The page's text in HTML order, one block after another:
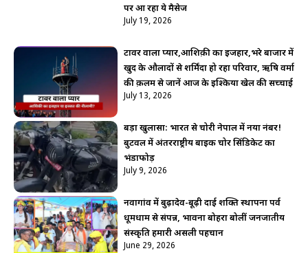
पर आ रहा ये मैसेज
July 19, 2026
टावर वाला प्यार,आशिक़ी का इजहार,भरे बाजार में
खुद के औलादों से शर्मिंदा हो रहा परिवार, ऋषि वर्मा
की क़लम से जानें आज के इश्किया खेल की सच्चाई
July 13, 2026
बड़ा खुलासा: भारत से चोरी नेपाल में नया नंबर!
बुटवल में अंतरराष्ट्रीय बाइक चोर सिंडिकेट का
भंडाफोड़
July 9, 2026
नवागांव में बुढ़ादेव-बूढ़ी दाई शक्ति स्थापना पर्व
धूमधाम से संपन्न, भावना बोहरा बोलीं जनजातीय
संस्कृति हमारी असली पहचान
June 29, 2026